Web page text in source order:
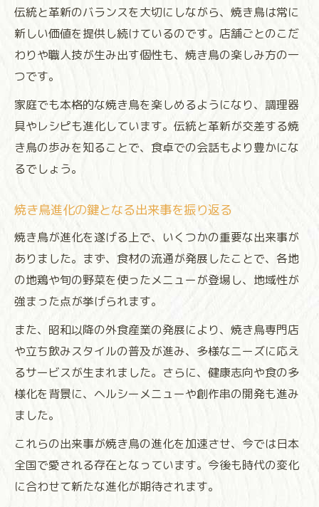
伝統と革新のバランスを大切にしながら、焼き鳥は常に
新しい価値を提供し続けているのです。店舗ごとのこだ
わりや職人技が生み出す個性も、焼き鳥の楽しみ方の一
つです。
家庭でも本格的な焼き鳥を楽しめるようになり、調理器
具やレシピも進化しています。伝統と革新が交差する焼
き鳥の歩みを知ることで、食卓での会話もより豊かにな
るでしょう。
焼き鳥進化の鍵となる出来事を振り返る
焼き鳥が進化を遂げる上で、いくつかの重要な出来事が
ありました。まず、食材の流通が発展したことで、各地
の地鶏や旬の野菜を使ったメニューが登場し、地域性が
強まった点が挙げられます。
また、昭和以降の外食産業の発展により、焼き鳥専門店
や立ち飲みスタイルの普及が進み、多様なニーズに応え
るサービスが生まれました。さらに、健康志向や食の多
様化を背景に、ヘルシーメニューや創作串の開発も進み
ました。
これらの出来事が焼き鳥の進化を加速させ、今では日本
全国で愛される存在となっています。今後も時代の変化
に合わせて新たな進化が期待されます。